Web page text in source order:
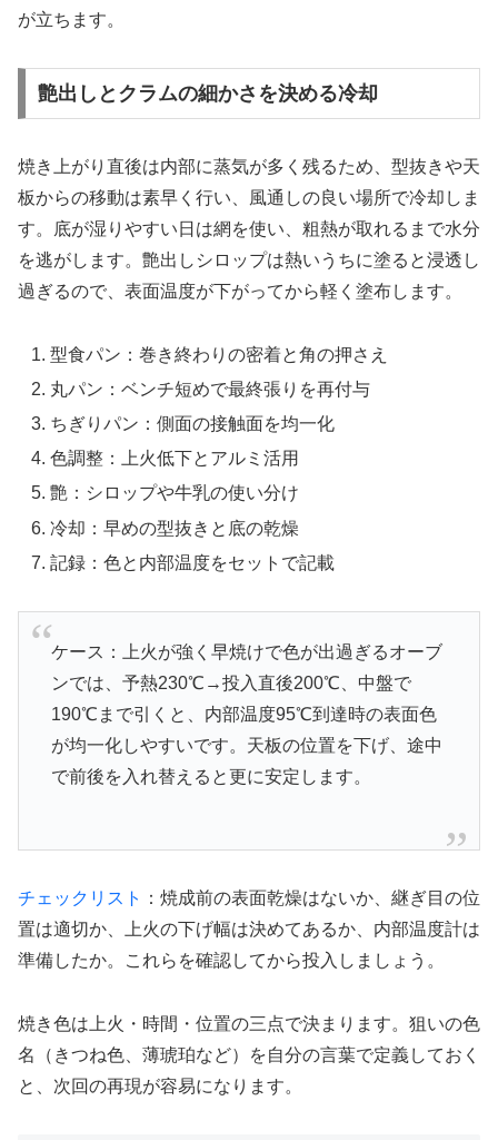
が立ちます。
艶出しとクラムの細かさを決める冷却
焼き上がり直後は内部に蒸気が多く残るため、型抜きや天
板からの移動は素早く行い、風通しの良い場所で冷却しま
す。底が湿りやすい日は網を使い、粗熱が取れるまで水分
を逃がします。艶出しシロップは熱いうちに塗ると浸透し
過ぎるので、表面温度が下がってから軽く塗布します。
型食パン：巻き終わりの密着と角の押さえ
丸パン：ベンチ短めで最終張りを再付与
ちぎりパン：側面の接触面を均一化
色調整：上火低下とアルミ活用
艶：シロップや牛乳の使い分け
冷却：早めの型抜きと底の乾燥
記録：色と内部温度をセットで記載
ケース：上火が強く早焼けで色が出過ぎるオーブ
ンでは、予熱230℃→投入直後200℃、中盤で
190℃まで引くと、内部温度95℃到達時の表面色
が均一化しやすいです。天板の位置を下げ、途中
で前後を入れ替えると更に安定します。
チェックリスト
：焼成前の表面乾燥はないか、継ぎ目の位
置は適切か、上火の下げ幅は決めてあるか、内部温度計は
準備したか。これらを確認してから投入しましょう。
焼き色は上火・時間・位置の三点で決まります。狙いの色
名（きつね色、薄琥珀など）を自分の言葉で定義しておく
と、次回の再現が容易になります。